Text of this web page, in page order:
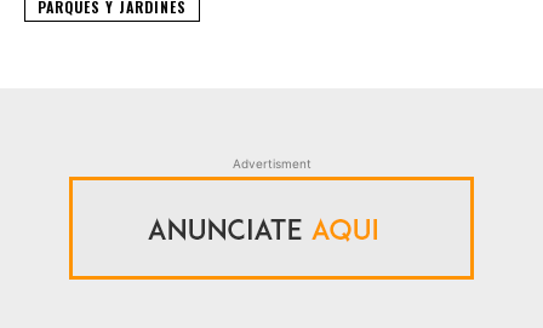
PARQUES Y JARDINES
Advertisment